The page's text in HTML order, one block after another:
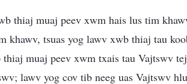
thiaj muaj peev xwm hais lus tim
khawv, tsuas yog lawv xwb thiaj tau
muaj peev xwm txais tau Vajtswv
lawv yog cov tib neeg uas Vajtswv